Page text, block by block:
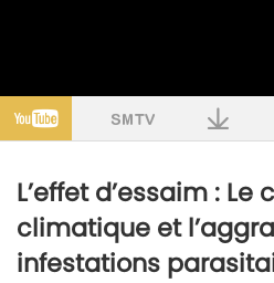
L’effet d’essaim :
climatique et
infestations